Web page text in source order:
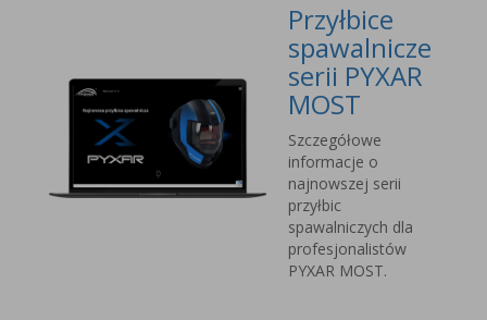
Przyłbice
spawalnicze
serii PYXAR
MOST
Szczegółowe
informacje o
najnowszej serii
przyłbic
spawalniczych dla
profesjonalistów
PYXAR MOST.